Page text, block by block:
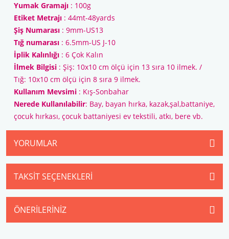
Yumak Gramajı : 100g
Etiket Metrajı : 44mt-48yards
Şiş Numarası : 9mm-US13
Tığ numarası : 6.5mm-US J-10
İplik Kalınlığı : 6 Çok Kalın
İlmek Bilgisi : Şiş: 10x10 cm ölçü için 13 sıra 10 ilmek. /
Tığ: 10x10 cm ölçü için 8 sıra 9 ilmek.
Kullanım Mevsimi : Kış-Sonbahar
Nerede Kullanılabilir: Bay, bayan hırka, kazak,şal,battaniye,
çocuk hırkası, çocuk battaniyesi ev tekstili, atkı, bere vb.
YORUMLAR
TAKSIT SEÇENEKLERI
ÖNERILERINIZ